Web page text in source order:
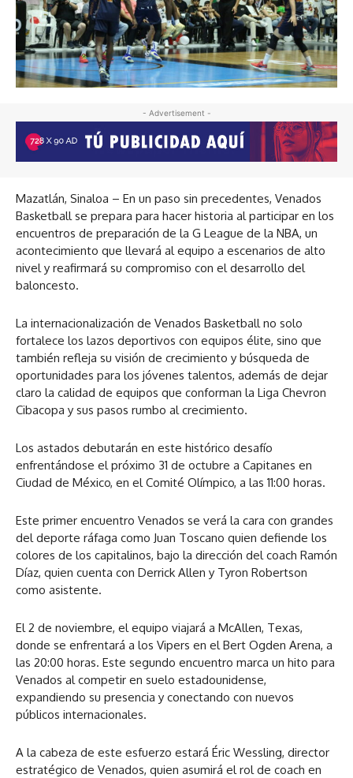
- Advertisement -
Mazatlán, Sinaloa – En un paso sin precedentes, Venados
Basketball se prepara para hacer historia al participar en los
encuentros de preparación de la G League de la NBA, un
acontecimiento que llevará al equipo a escenarios de alto
nivel y reafirmará su compromiso con el desarrollo del
baloncesto.
La internacionalización de Venados Basketball no solo
fortalece los lazos deportivos con equipos élite, sino que
también refleja su visión de crecimiento y búsqueda de
oportunidades para los jóvenes talentos, además de dejar
claro la calidad de equipos que conforman la Liga Chevron
Cibacopa y sus pasos rumbo al crecimiento.
Los astados debutarán en este histórico desafío
enfrentándose el próximo 31 de octubre a Capitanes en
Ciudad de México, en el Comité Olímpico, a las 11:00 horas.
Este primer encuentro Venados se verá la cara con grandes
del deporte ráfaga como Juan Toscano quien defiende los
colores de los capitalinos, bajo la dirección del coach Ramón
Díaz, quien cuenta con Derrick Allen y Tyron Robertson
como asistente.
El 2 de noviembre, el equipo viajará a McAllen, Texas,
donde se enfrentará a los Vipers en el Bert Ogden Arena, a
las 20:00 horas. Este segundo encuentro marca un hito para
Venados al competir en suelo estadounidense,
expandiendo su presencia y conectando con nuevos
públicos internacionales.
A la cabeza de este esfuerzo estará Éric Wessling, director
estratégico de Venados, quien asumirá el rol de coach en